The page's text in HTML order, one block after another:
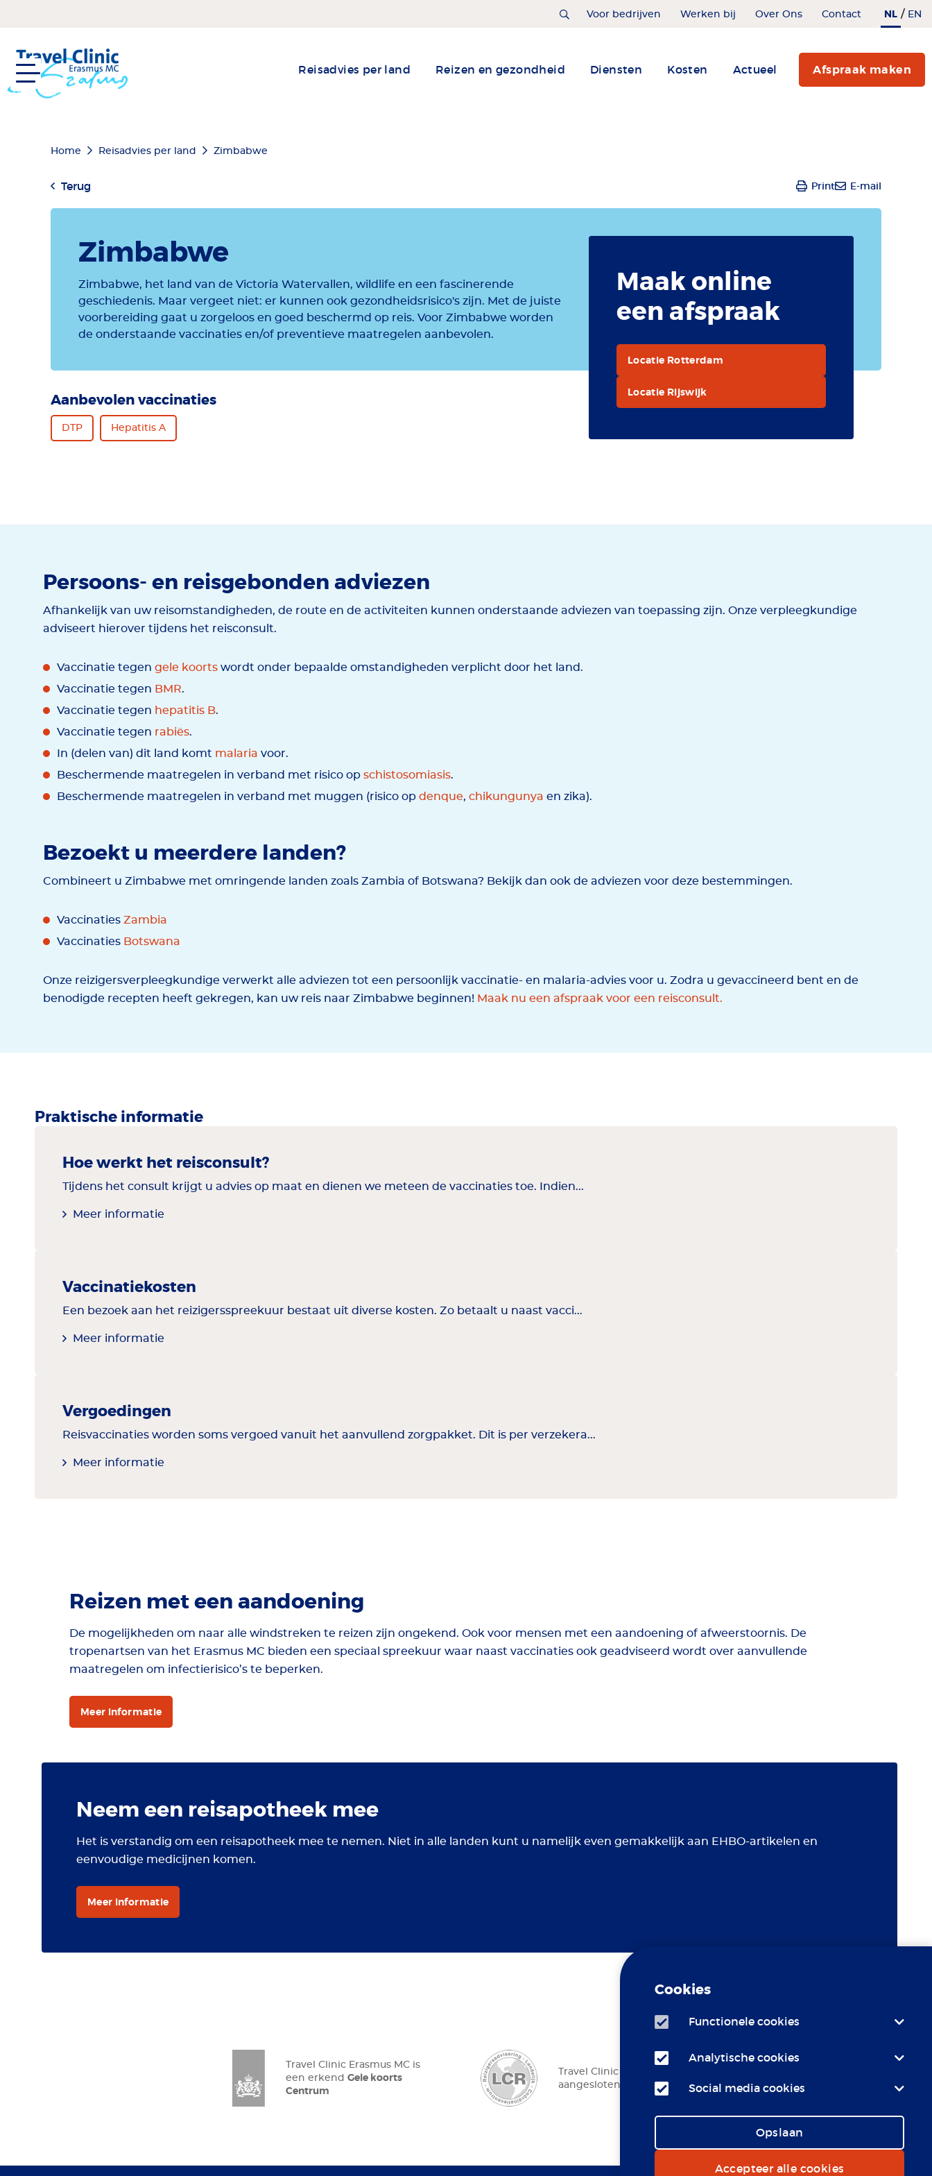
inhoud
gaan
HomeVoor bedrijven Werken bij Over Ons Contact NL / EN
Reisadvies per land Reizen en gezondheid Diensten Kosten Actueel Afspraak maken
Kruimelpad
Home Reisadvies per land Zimbabwe
Terug Print E-mail
Zimbabwe
Zimbabwe, het land van de Victoria Watervallen, wildlife en een fascinerende
geschiedenis. Maar vergeet niet: er kunnen ook gezondheidsrisico's zijn. Met de juiste
voorbereiding gaat u zorgeloos en goed beschermd op reis. Voor Zimbabwe worden
de onderstaande vaccinaties en/of preventieve maatregelen aanbevolen.
Aanbevolen vaccinaties
DTP Hepatitis A
Maak online
een afspraak
Locatie Rotterdam
Locatie Rijswijk
Persoons- en reisgebonden adviezen
Afhankelijk van uw reisomstandigheden, de route en de activiteiten kunnen onderstaande adviezen van toepassing zijn. Onze verpleegkundige
adviseert hierover tijdens het reisconsult.
Vaccinatie tegen gele koorts wordt onder bepaalde omstandigheden verplicht door het land.
Vaccinatie tegen BMR.
Vaccinatie tegen hepatitis B.
Vaccinatie tegen rabiës.
In (delen van) dit land komt malaria voor.
Beschermende maatregelen in verband met risico op schistosomiasis.
Beschermende maatregelen in verband met muggen (risico op denque, chikungunya en zika).
Bezoekt u meerdere landen?
Combineert u Zimbabwe met omringende landen zoals Zambia of Botswana? Bekijk dan ook de adviezen voor deze bestemmingen.
Vaccinaties Zambia
Vaccinaties Botswana
Onze reizigersverpleegkundige verwerkt alle adviezen tot een persoonlijk vaccinatie- en malaria-advies voor u. Zodra u gevaccineerd bent en de
benodigde recepten heeft gekregen, kan uw reis naar Zimbabwe beginnen! Maak nu een afspraak voor een reisconsult.
Praktische informatie
Hoe werkt het reisconsult?
Tijdens het consult krijgt u advies op maat en dienen we meteen de vaccinaties toe. Indien...
Meer informatie
Vaccinatiekosten
Een bezoek aan het reizigersspreekuur bestaat uit diverse kosten. Zo betaalt u naast vacci...
Meer informatie
Vergoedingen
Reisvaccinaties worden soms vergoed vanuit het aanvullend zorgpakket. Dit is per verzekera...
Meer informatie
Reizen met een aandoening
De mogelijkheden om naar alle windstreken te reizen zijn ongekend. Ook voor mensen met een aandoening of afweerstoornis. De
tropenartsen van het Erasmus MC bieden een speciaal spreekuur waar naast vaccinaties ook geadviseerd wordt over aanvullende
maatregelen om infectierisico’s te beperken.
Meer informatie
Neem een reisapotheek mee
Het is verstandig om een reisapotheek mee te nemen. Niet in alle landen kunt u namelijk even gemakkelijk aan EHBO-artikelen en
eenvoudige medicijnen komen.
Meer informatie
Travel Clinic Erasmus MC is
een erkendGele koorts
Centrum
Travel Clinic Erasmus MC is
aangesloten bij hetLCR
Cookies
Functionele cookies
Analytische cookies
Social media cookies
Opslaan
Accepteer alle cookies